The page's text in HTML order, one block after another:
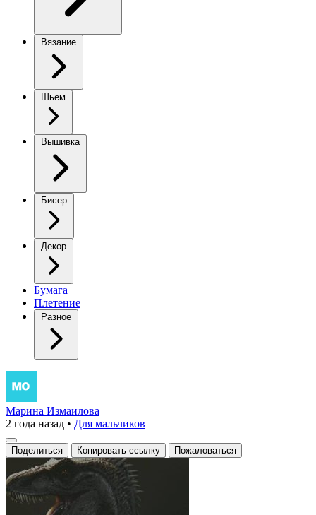
Вязание
Шьем
Вышивка
Бисер
Декор
Бумага
Плетение
Разное
Свитер
с
динозаврами
Марина Измаилова
2 года назад • Для мальчиков
Поделиться Копировать ссылку Пожаловаться